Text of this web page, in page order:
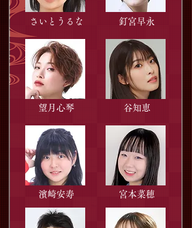
さいとうるな
望月心琴
濱崎安寿
釘宮早永
谷知恵
宮本菜穂